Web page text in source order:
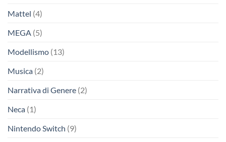
Mattel (4)
MEGA (5)
Modellismo (13)
Musica (2)
Narrativa di Genere (2)
Neca (1)
Nintendo Switch (9)